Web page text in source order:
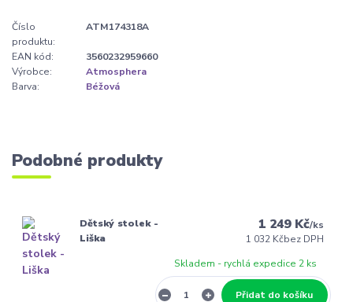
Číslo
produktu:
ATM174318A
EAN kód:
3560232959660
Výrobce:
Atmosphera
Barva:
Béžová
Podobné produkty
Dětský stolek -
Liška
1 249 Kč/ks
1 032 Kčbez DPH
Skladem - rychlá expedice 2 ks
Přidat do košíku